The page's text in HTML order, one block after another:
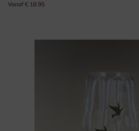
Vanaf € 18.95